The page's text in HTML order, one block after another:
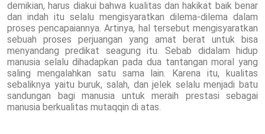
demikian, harus diakui bahwa kualitas dan hakikat baik benar
dan indah itu selalu mengisyaratkan dilema-dilema dalam
proses pencapaiannya. Artinya, hal tersebut mengisyaratkan
sebuah proses perjuangan yang amat berat untuk bisa
menyandang predikat seagung itu. Sebab didalam hidup
manusia selalu dihadapkan pada dua tantangan moral yang
saling mengalahkan satu sama lain. Karena itu, kualitas
sebaliknya yaitu buruk, salah, dan jelek selalu menjadi batu
sandungan bagi manusia untuk meraih prestasi sebagai
manusia berkualitas mutaqqin di atas.